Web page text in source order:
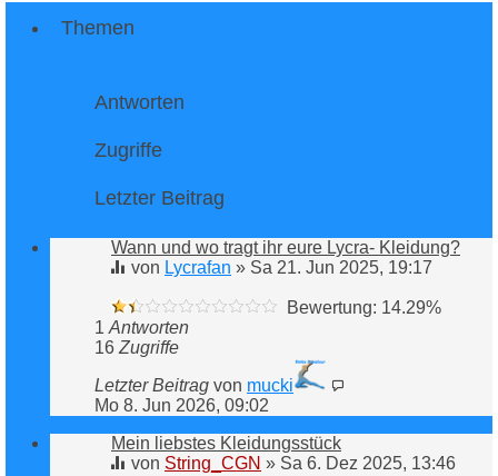
Themen
Antworten
Zugriffe
Letzter Beitrag
Wann und wo tragt ihr eure Lycra- Kleidung?
von Lycrafan » Sa 21. Jun 2025, 19:17
Bewertung: 14.29%
1 Antworten
16 Zugriffe
Letzter Beitrag von mucki
Mo 8. Jun 2026, 09:02
Mein liebstes Kleidungsstück
von String_CGN » Sa 6. Dez 2025, 13:46